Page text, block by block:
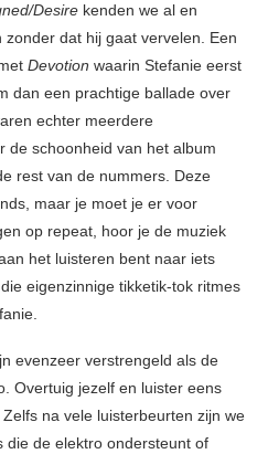
Desire kenden we al en
dat hij gaat vervelen. Een
Devotion waarin Stefanie eerst
dan een prachtige ballade over
echter meerdere
de schoonheid van het album
rest van de nummers. Deze
maar je moet je er voor
op repeat, hoor je de muziek
het luisteren bent naar iets
eigenzinnige tikketik-tok ritmes
evenzeer verstrengeld als de
Overtuig jezelf en luister eens
Zelfs na vele luisterbeurten zijn we
die de elektro ondersteunt of